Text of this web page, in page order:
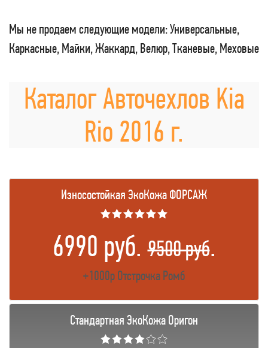
Мы не продаем следующие модели: Универсальные,
Каркасные, Майки, Жаккард, Велюр, Тканевые, Меховые
Каталог Авточехлов Kia
Rio 2016 г.
Износостойкая ЭкоКожа ФОРСАЖ
★★★★★★
6990 руб.9500 руб.
+1000р Отстрочка Ромб
Стандартная ЭкоКожа Оригон
★★★★☆☆